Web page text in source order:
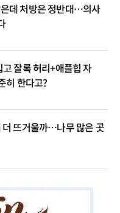
데 처방은 정반대…의사
잘록 허리+애플힙 자
히 한다고?
더 뜨거울까…나무 많은 곳